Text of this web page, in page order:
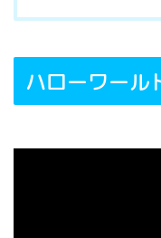
ハローワール